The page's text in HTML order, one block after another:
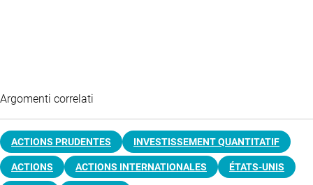
Argomenti correlati
ACTIONS PRUDENTES INVESTISSEMENT QUANTITATIF
ACTIONS ACTIONS INTERNATIONALES ÉTATS-UNIS